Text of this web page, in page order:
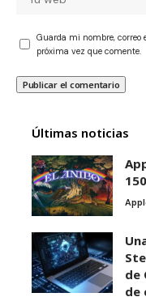
Guarda mi nombre, correo
próxima vez que comente.
Últimas noticias
de
de